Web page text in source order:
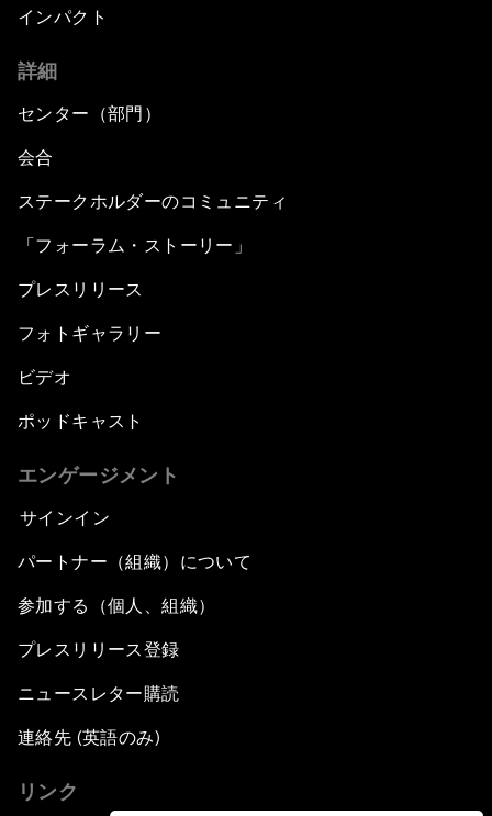
インパクト
詳細
センター（部門）
会合
ステークホルダーのコミュニティ
「フォーラム・ストーリー」
プレスリリース
フォトギャラリー
ビデオ
ポッドキャスト
エンゲージメント
サインイン
パートナー（組織）について
参加する（個人、組織）
プレスリリース登録
ニュースレター購読
連絡先 (英語のみ)
リンク